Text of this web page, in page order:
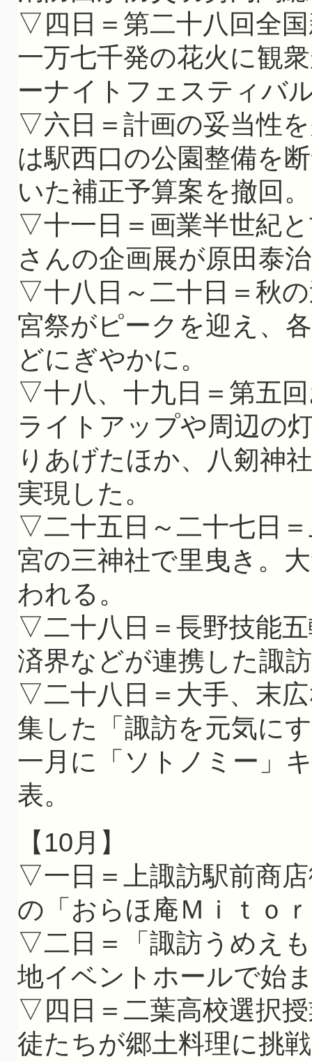
▽四日＝第二十八回全
一万七千発の花火に観
ーナイトフェスティバ
▽六日＝計画の妥当性
は駅西口の公園整備を
いた補正予算案を撤回。
▽十一日＝画業半世紀
さんの企画展が原田泰
▽十八日～二十日＝秋
宮祭がピークを迎え、
どにぎやかに。
▽十八、十九日＝第五
ライトアップや周辺の
りあげたほか、八剱神
実現した。
▽二十五日～二十七日
宮の三神社で里曳き。
われる。
▽二十八日＝長野技能
済界などが連携した諏
▽二十八日＝大手、末
集した「諏訪を元気に
一月に「ソトノミー」
表。
【10月】
▽一日＝上諏訪駅前商
の「おらほ庵Ｍｉｔｏ
▽二日＝「諏訪うめえ
地イベントホールで始
▽四日＝二葉高校選択
徒たちが郷土料理に挑